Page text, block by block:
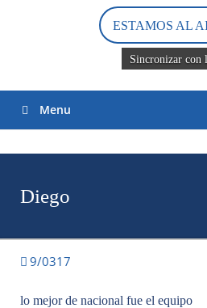
ESTAMOS AL
Sincronizar con
Menu
Diego
9/0317
lo mejor de nacional fue el equipo